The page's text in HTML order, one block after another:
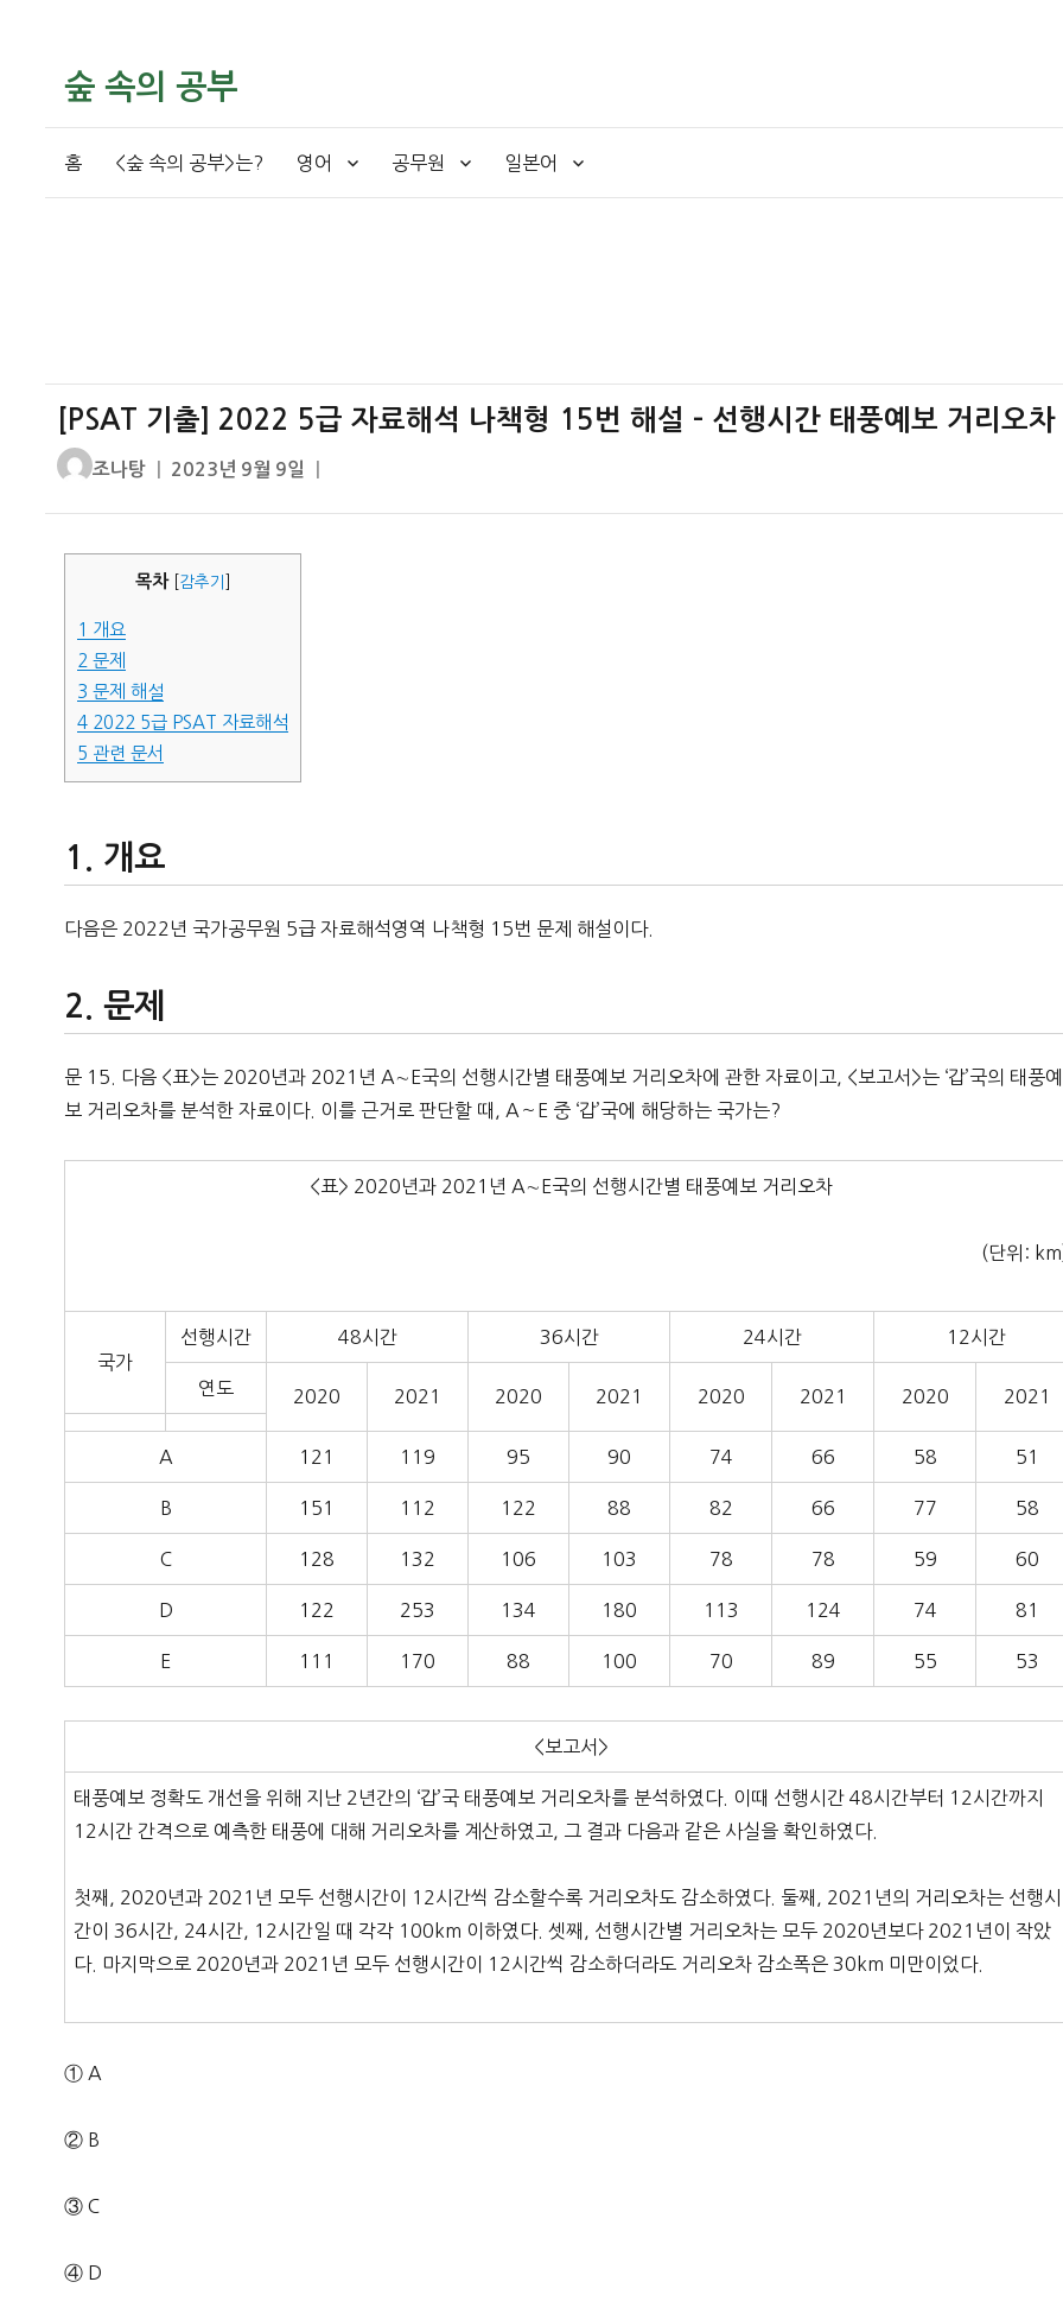
숲 속의 공부
홈 <숲 속의 공부>는? 영어 공무원 일본어
[PSAT 기출] 2022 5급 자료해석 나책형 15번 해설 – 선행시간 태풍예보 거리오차
글
조나탕
작
자
2023년 9월 9일
목차 감추기
1 개요
2 문제
3 문제 해설
4 2022 5급 PSAT 자료해석
5 관련 문서
개요
다음은 2022년 국가공무원 5급 자료해석영역 나책형 15번 문제 해설이다.
문제
문 15. 다음 <표>는 2020년과 2021년 A∼E국의 선행시간별 태풍예보 거리오차에 관한 자료이고, <보고서>는 ‘갑’국의 태풍예
보 거리오차를 분석한 자료이다. 이를 근거로 판단할 때, A～E 중 ‘갑’국에 해당하는 국가는?
<표> 2020년과 2021년 A∼E국의 선행시간별 태풍예보 거리오차
(단위:
국가
선행시간 48시간 36시간 24시간 12시간
연도 2020 2021 2020 2021 2020 2021 2020 2021
A 121 119 95 90 74 66 58 51
B 151 112 122 88 82 66 77 58
C 128 132 106 103 78 78 59 60
D 122 253 134 180 113 124 74 81
E 111 170 88 100 70 89 55 53
<보고서>
태풍예보 정확도 개선을 위해 지난 2년간의 ‘갑’국 태풍예보 거리오차를 분석하였다. 이때 선행시간 48시간부터 12시간까지
12시간 간격으로 예측한 태풍에 대해 거리오차를 계산하였고, 그 결과 다음과 같은 사실을 확인하였다.
첫째, 2020년과 2021년 모두 선행시간이 12시간씩 감소할수록 거리오차도 감소하였다. 둘째, 2021년의 거리오차는 선행시
간이 36시간, 24시간, 12시간일 때 각각 100km 이하였다. 셋째, 선행시간별 거리오차는 모두 2020년보다 2021년이 작았
다. 마지막으로 2020년과 2021년 모두 선행시간이 12시간씩 감소하더라도 거리오차 감소폭은 30km 미만이었다.
① A
② B
③ C
④ D